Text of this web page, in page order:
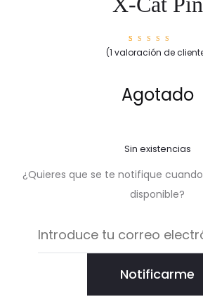
Valorad
o con
ión de
un
cliente
(1 valoración de
Agotado
Sin existencias
¿Quieres que se te notifique
disponible?
Notificarme